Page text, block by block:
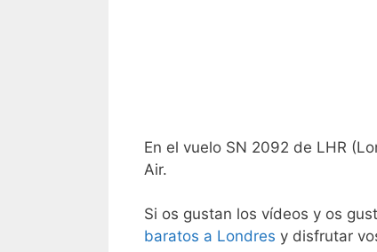
En el vuelo SN 2092 de LHR
Air.
Si os gustan los vídeos y os
baratos a Londres y disfrutar